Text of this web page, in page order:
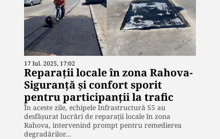
17 Iul. 2025, 17:02
Reparații locale în zona Rahova-
Siguranță și confort sporit
pentru participanții la trafic
În aceste zile, echipele Infrastructură S5 au
desfășurat lucrări de reparații locale în zona
Rahova, intervenind prompt pentru remedierea
degradărilor…